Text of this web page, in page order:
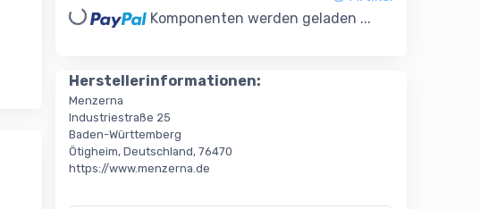
Loading... Komponenten werden geladen ...
Herstellerinformationen:
Menzerna
Industriestraße 25
Baden-Württemberg
Ötigheim, Deutschland, 76470
https://www.menzerna.de